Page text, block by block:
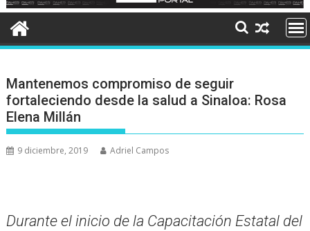
Mantenemos compromiso de seguir
fortaleciendo desde la salud a Sinaloa: Rosa
Elena Millán
9 diciembre, 2019 Adriel Campos
Durante el inicio de la Capacitación Estatal del